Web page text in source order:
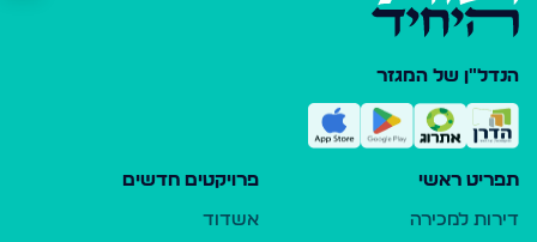
הנדל"ן של המגזר
תפריט ראשי
דירות למכירה
פרויקטים חדשים
אשדוד